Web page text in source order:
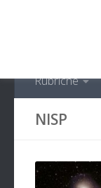
Rubriche
NISP